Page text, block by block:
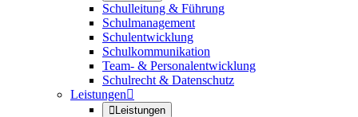
Schulleitung & Führung
Schulmanagement
Schulentwicklung
Schulkommunikation
Team- & Personalentwicklung
Schulrecht & Datenschutz
Leistungen
Leistungen